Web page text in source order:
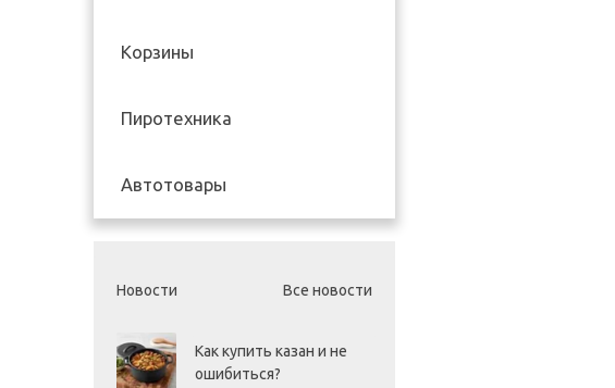
Корзины
Пиротехника
Автотовары
Новости Все новости
Как купить казан и не
ошибиться?